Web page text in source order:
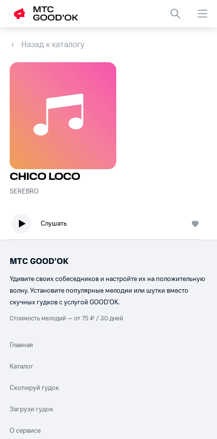
Назад к каталогу
CHICO LOCO
SEREBRO
Слушать
МТС GOOD’OK
Удивите своих собеседников и настройте их на положительную
волну. Установите популярные мелодии или шутки вместо
скучных гудков с услугой GOOD’OK.
Стоимость мелодий — от 75 ₽ / 30 дней
Главная
Каталог
Скопируй гудок
Загрузи гудок
О сервисе